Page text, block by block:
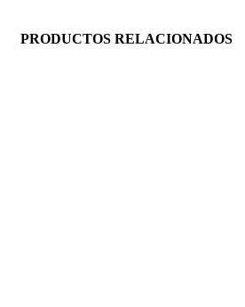
PRODUCTOS RELACIONADOS